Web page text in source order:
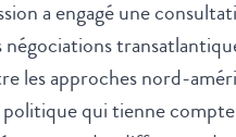
a engagé une
les approches nord-
qui tienne